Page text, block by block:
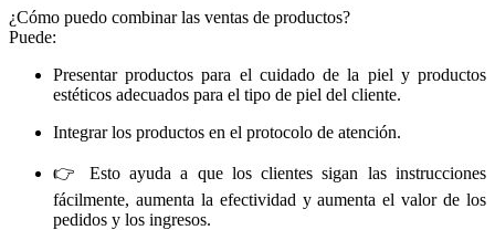
¿Cómo puedo combinar las ventas de productos?
Puede:
Presentar productos para el cuidado de la piel y productos
estéticos adecuados para el tipo de piel del cliente.
Integrar los productos en el protocolo de atención.
👉 Esto ayuda a que los clientes sigan las instrucciones
fácilmente, aumenta la efectividad y aumenta el valor de los
pedidos y los ingresos.